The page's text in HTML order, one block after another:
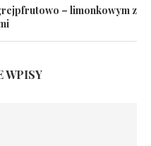
– limonkowym z
WPISY